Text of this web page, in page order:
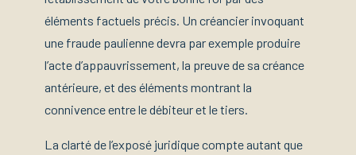
éléments factuels précis. Un créancier invoquant
une fraude paulienne devra par exemple produire
l’acte d’appauvrissement, la preuve de sa créance
antérieure, et des éléments montrant la
connivence entre le débiteur et le tiers.
La clarté de l’exposé juridique compte autant que